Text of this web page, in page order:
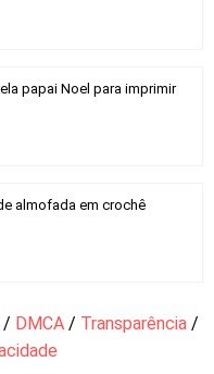
papai Noel para imprimir
almofada em crochê
/ DMCA / Transparência /